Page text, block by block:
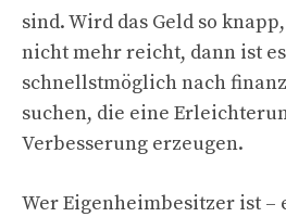
sind. Wird das Geld so
nicht mehr reicht, dann ist
schnellstmöglich nach
suchen, die eine
Verbesserung erzeugen.
Wer Eigenheimbesitzer ist –